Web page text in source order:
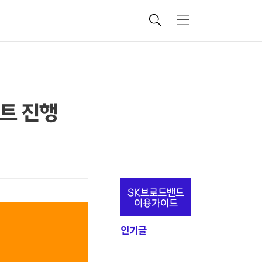
검
메
진행
추
정
보
SK브로드밴드
이용가이드
인기글